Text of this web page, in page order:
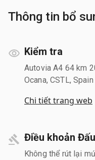
Thông tin bổ
Kiểm tra
Autovia A4 64 km
Ocana, CSTL,
Chi tiết trang web
Điều khoản
Không thể rút lại